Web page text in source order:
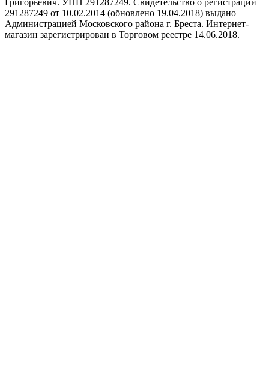
291287249 от 10.02.2014 (обновлено 19.04.2018) выдано
Администрацией Московского района г. Бреста. Интернет-
магазин зарегистрирован в Торговом реестре 14.06.2018.